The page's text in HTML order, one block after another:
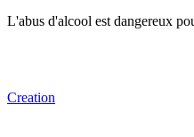
L'abus d'alcool est dangereux
Creation